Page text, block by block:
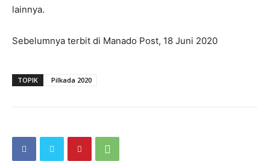
lainnya.
Sebelumnya terbit di Manado Post, 18 Juni 2020
TOPIK Pilkada 2020